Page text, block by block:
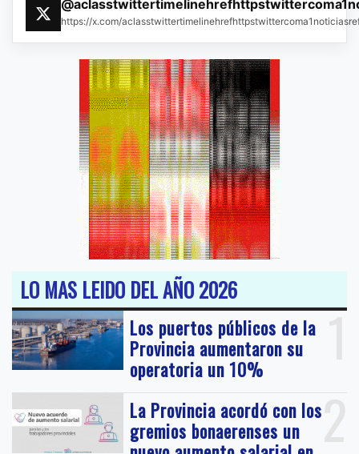
https://x.com/
LO MAS LEIDO DEL AÑO 2026
1
Los puertos públicos de la
Provincia aumentaron su
operatoria un 10%
2
La Provincia acordó con los
gremios bonaerenses un